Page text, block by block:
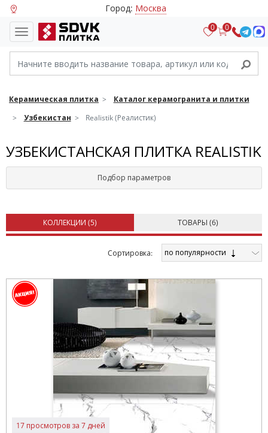
Город: Москва
0 0
Керамическая плитка
Каталог керамогранита и плитки
Узбекистан
Realistik (Реалистик)
УЗБЕКИСТАНСКАЯ ПЛИТКА REALISTIK
Подбор параметров
КОЛЛЕКЦИИ (5) ТОВАРЫ (6)
Cортировка: по популярности
17 просмотров за 7 дней